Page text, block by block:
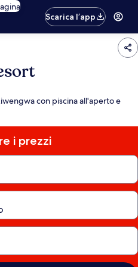
Scarica l’app
con piscina all'aperto e
i prezzi